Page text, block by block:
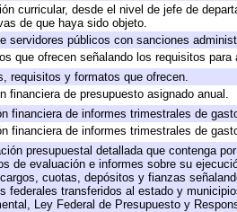
curricular, desde el nivel de jefe de
de que haya sido objeto.
servidores públicos con sanciones
que ofrecen señalando los requisitos para
requisitos y formatos que ofrecen.
financiera de presupuesto asignado anual.
financiera de informes trimestrales de
financiera de informes trimestrales de
presupuestal detallada que contenga
de evaluación e informes sobre su
cuotas, depósitos y fianzas
federales transferidos al estado y
Ley Federal de Presupuesto y